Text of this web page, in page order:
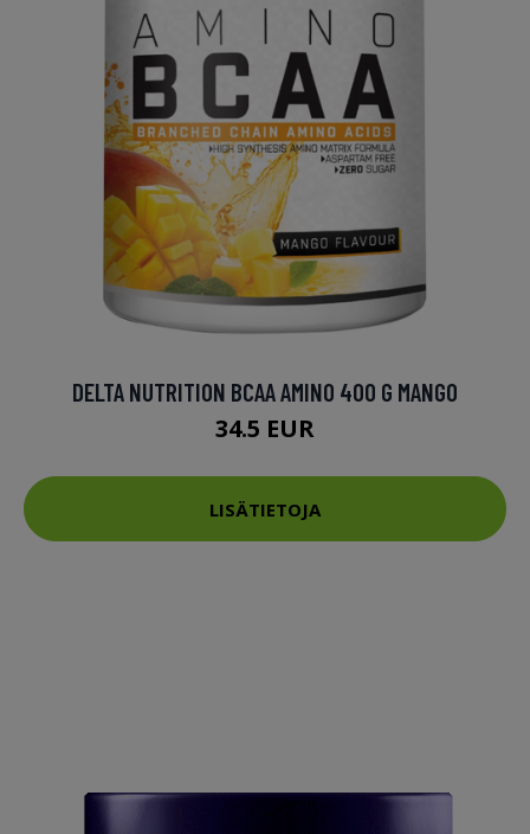
DELTA NUTRITION BCAA AMINO 400 G MANGO
34.5 EUR
LISÄTIETOJA